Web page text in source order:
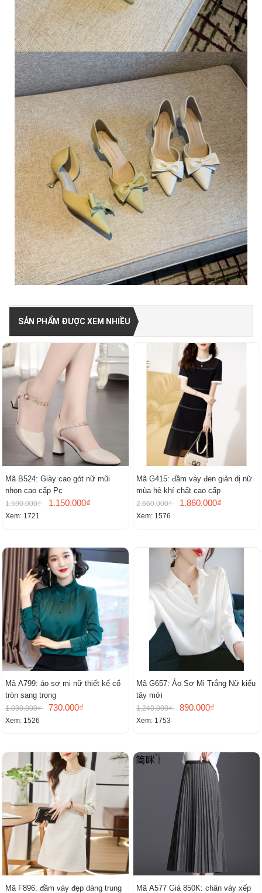
SẢN PHẨM ĐƯỢC XEM NHIỀU
Mã B524: Giày cao gót nữ mũi
nhọn cao cấp Pc
1.590.000₫ 1.150.000₫
Xem: 1721
Mã G415: đầm váy đen giản dị nữ
mùa hè khí chất cao cấp
2.660.000₫ 1.860.000₫
Xem: 1576
Mã A799: áo sơ mi nữ thiết kế cổ
tròn sang trọng
1.030.000₫ 730.000₫
Xem: 1526
Mã G657: Áo Sơ Mi Trắng Nữ kiểu
tây mới
1.240.000₫ 890.000₫
Xem: 1753
Mã F896: đầm váy đẹp dáng trung
Mã A577 Giá 850K: chân váy xếp